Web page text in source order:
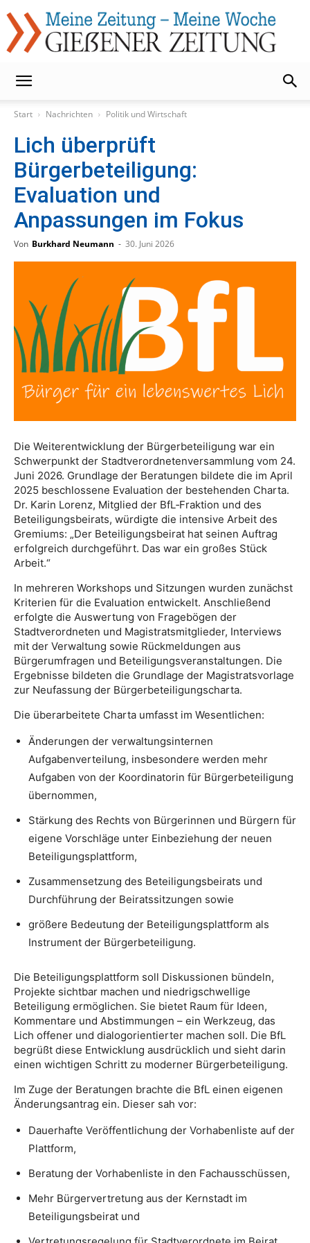
Zeitung
Start Nachrichten Politik und Wirtschaft
Lich überprüft
Bürgerbeteiligung:
Evaluation und
Anpassungen im Fokus
Von Burkhard Neumann - 30. Juni 2026
Die Weiterentwicklung der Bürgerbeteiligung war ein
Schwerpunkt der Stadtverordnetenversammlung vom 24.
Juni 2026. Grundlage der Beratungen bildete die im April
2025 beschlossene Evaluation der bestehenden Charta.
Dr. Karin Lorenz, Mitglied der BfL‑Fraktion und des
Beteiligungsbeirats, würdigte die intensive Arbeit des
Gremiums: „Der Beteiligungsbeirat hat seinen Auftrag
erfolgreich durchgeführt. Das war ein großes Stück
Arbeit.“
In mehreren Workshops und Sitzungen wurden zunächst
Kriterien für die Evaluation entwickelt. Anschließend
erfolgte die Auswertung von Fragebögen der
Stadtverordneten und Magistratsmitglieder, Interviews
mit der Verwaltung sowie Rückmeldungen aus
Bürgerumfragen und Beteiligungsveranstaltungen. Die
Ergebnisse bildeten die Grundlage der Magistratsvorlage
zur Neufassung der Bürgerbeteiligungscharta.
Die überarbeitete Charta umfasst im Wesentlichen:
Änderungen der verwaltungsinternen
Aufgabenverteilung, insbesondere werden mehr
Aufgaben von der Koordinatorin für Bürgerbeteiligung
übernommen,
Stärkung des Rechts von Bürgerinnen und Bürgern für
eigene Vorschläge unter Einbeziehung der neuen
Beteiligungsplattform,
Zusammensetzung des Beteiligungsbeirats und
Durchführung der Beiratssitzungen sowie
größere Bedeutung der Beteiligungsplattform als
Instrument der Bürgerbeteiligung.
Die Beteiligungsplattform soll Diskussionen bündeln,
Projekte sichtbar machen und niedrigschwellige
Beteiligung ermöglichen. Sie bietet Raum für Ideen,
Kommentare und Abstimmungen – ein Werkzeug, das
Lich offener und dialogorientierter machen soll. Die BfL
begrüßt diese Entwicklung ausdrücklich und sieht darin
einen wichtigen Schritt zu moderner Bürgerbeteiligung.
Im Zuge der Beratungen brachte die BfL einen eigenen
Änderungsantrag ein. Dieser sah vor:
Dauerhafte Veröffentlichung der Vorhabenliste auf der
Plattform,
Beratung der Vorhabenliste in den Fachausschüssen,
Mehr Bürgervertretung aus der Kernstadt im
Beteiligungsbeirat und